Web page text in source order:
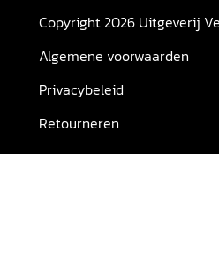
Copyright 2026 Uitgeverij
Algemene voorwaarden
Privacybeleid
Retourneren